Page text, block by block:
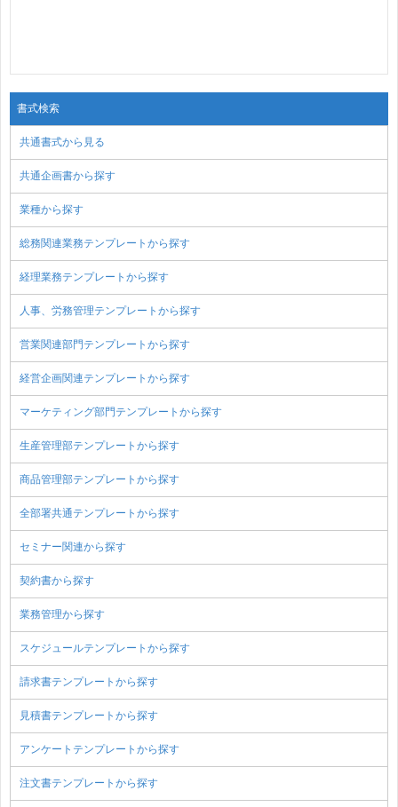
書式検索
共通書式から見る
共通企画書から探す
業種から探す
総務関連業務テンプレートから探す
経理業務テンプレートから探す
人事、労務管理テンプレートから探す
営業関連部門テンプレートから探す
経営企画関連テンプレートから探す
マーケティング部門テンプレートから探す
生産管理部テンプレートから探す
商品管理部テンプレートから探す
全部署共通テンプレートから探す
セミナー関連から探す
契約書から探す
業務管理から探す
スケジュールテンプレートから探す
請求書テンプレートから探す
見積書テンプレートから探す
アンケートテンプレートから探す
注文書テンプレートから探す